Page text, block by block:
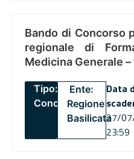
Bando di Concorso
regionale di
Medicina Generale
Tipo:
Concorsi
Ente:
Regione
Basilicata
Data
27/
23:59